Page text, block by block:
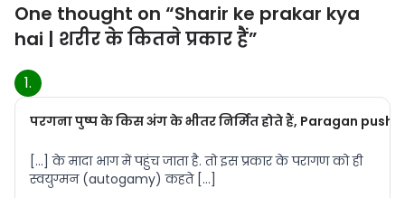
One thought on “Sharir ke prakar kya
hai | शरीर के कितने प्रकार हैं”
परगना पुष्प के किस अंग के भीतर निर्मित होते हैं, Paragan
[…] के मादा भाग में पहुंच जाता है. तो इस प्रकार के परागण को ही
स्वयुग्मन (autogamy) कहते […]